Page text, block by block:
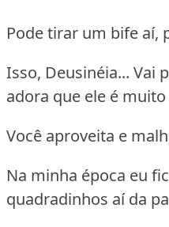
Pode tirar um bife aí,
Isso, Deusinéia... Vai
adora que ele é
Você aproveita e
Na minha época eu
quadradinhos aí da